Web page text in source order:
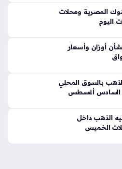
المصرية ومحلات
اليوم
أوزان وأسعار
بالسوق المحلي
السادس أغسطس
الذهب داخل
الخميس